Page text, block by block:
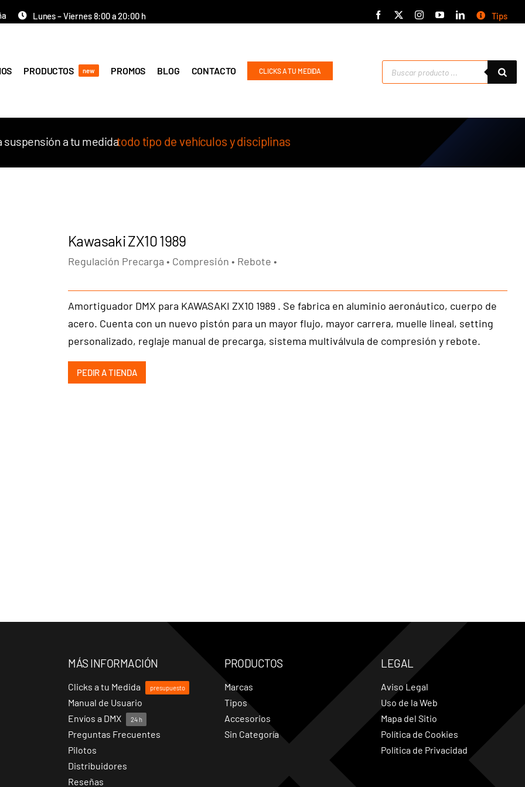
Lunes – Viernes 8:00 a 20:00 h Tips
PRODUCTOS new PROMOS BLOG CONTACTO CLICKS A TU MEDIDA
Búsqueda
de
productos
suspensión a tu medida
Kawasaki ZX10 1989
Regulación Precarga • Compresión • Rebote •
Amortiguador DMX para KAWASAKI ZX10 1989 . Se fabrica en aluminio aeronáutico, cuerpo de
acero. Cuenta con un nuevo pistón para un mayor flujo, mayor carrera, muelle lineal, setting
personalizado, reglaje manual de precarga, sistema multiválvula de compresión y rebote.
PEDIR A TIENDA
MÁS INFORMACIÓN
Clicks a tu Medida presupuesto
Manual de Usuario
Envíos a DMX
24 h
Preguntas Frecuentes
Pilotos
Distribuidores
Reseñas
PRODUCTOS
Marcas
Tipos
Accesorios
Sin Categoría
LEGAL
Aviso Legal
Uso de la Web
Mapa del Sitio
Política de Cookies
Política de Privacidad